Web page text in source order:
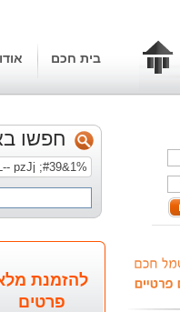
בית חכם
חפשו
להזמנת
פרטים